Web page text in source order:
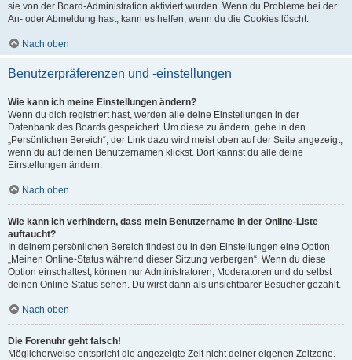
sie von der Board-Administration aktiviert wurden. Wenn du Probleme bei der
An- oder Abmeldung hast, kann es helfen, wenn du die Cookies löscht.
Nach oben
Benutzerpräferenzen und -einstellungen
Wie kann ich meine Einstellungen ändern?
Wenn du dich registriert hast, werden alle deine Einstellungen in der
Datenbank des Boards gespeichert. Um diese zu ändern, gehe in den
„Persönlichen Bereich“; der Link dazu wird meist oben auf der Seite angezeigt,
wenn du auf deinen Benutzernamen klickst. Dort kannst du alle deine
Einstellungen ändern.
Nach oben
Wie kann ich verhindern, dass mein Benutzername in der Online-Liste
auftaucht?
In deinem persönlichen Bereich findest du in den Einstellungen eine Option
„Meinen Online-Status während dieser Sitzung verbergen“. Wenn du diese
Option einschaltest, können nur Administratoren, Moderatoren und du selbst
deinen Online-Status sehen. Du wirst dann als unsichtbarer Besucher gezählt.
Nach oben
Die Forenuhr geht falsch!
Möglicherweise entspricht die angezeigte Zeit nicht deiner eigenen Zeitzone.